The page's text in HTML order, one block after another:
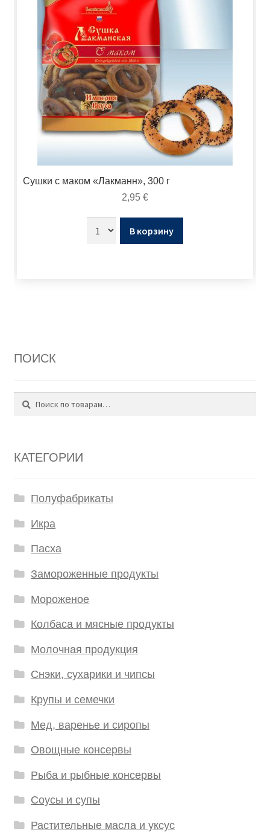
Сушки с маком «Лакманн», 300 г
2,95 €
В корзину
ПОИСК
Искать:
Поиск
КАТЕГОРИИ
Полуфабрикаты
Икра
Пасха
Замороженные продукты
Мороженое
Колбаса и мясные продукты
Молочная продукция
Снэки, сухарики и чипсы
Крупы и семечки
Мед, варенье и сиропы
Овощные консервы
Рыба и рыбные консервы
Соусы и супы
Растительные масла и уксус